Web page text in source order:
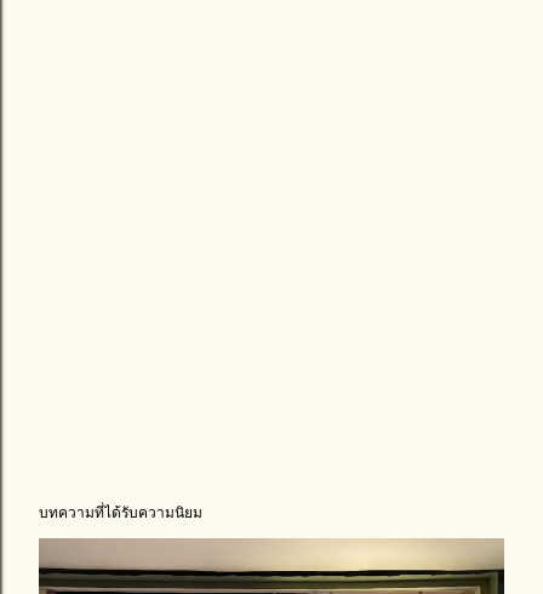
บทความที่ได้รับความนิยม